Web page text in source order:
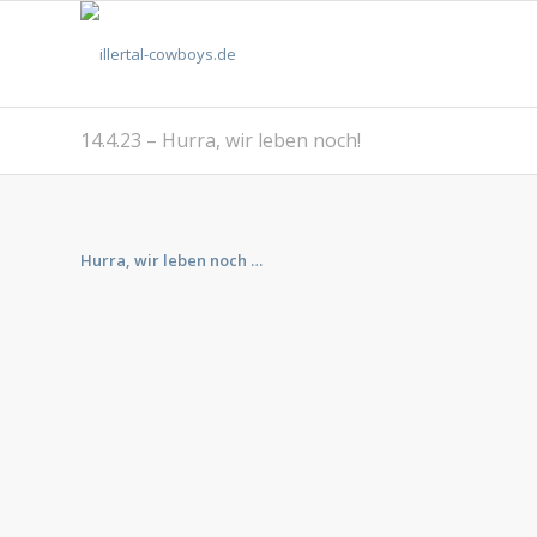
14.4.23 – Hurra, wir leben noch!
Hurra, wir leben noch …